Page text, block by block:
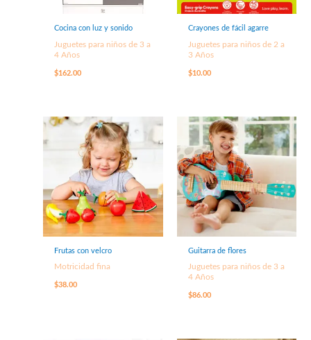
Cocina con luz y sonido
Juguetes para niños de 3 a
4 Años
$162.00
Crayones de fácil agarre
Juguetes para niños de 2 a
3 Años
$10.00
Frutas con velcro
Motricidad fina
$38.00
Guitarra de flores
Juguetes para niños de 3 a
4 Años
$86.00